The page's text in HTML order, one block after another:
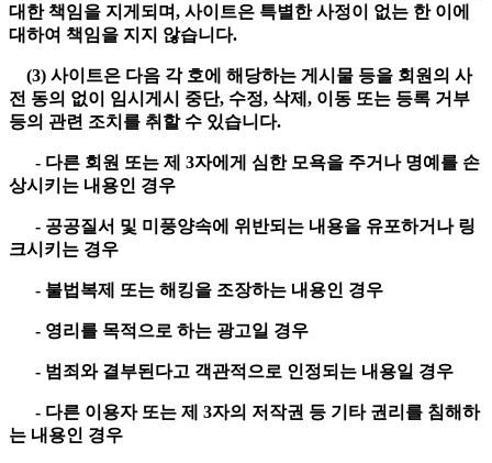
대한 책임을 지게되며, 사이트은 특별한 사정이 없는 한 이에
대하여 책임을 지지 않습니다.
(3) 사이트은 다음 각 호에 해당하는 게시물 등을 회원의 사
전 동의 없이 임시게시 중단, 수정, 삭제, 이동 또는 등록 거부
등의 관련 조치를 취할 수 있습니다.
- 다른 회원 또는 제 3자에게 심한 모욕을 주거나 명예를 손
상시키는 내용인 경우
- 공공질서 및 미풍양속에 위반되는 내용을 유포하거나 링
크시키는 경우
- 불법복제 또는 해킹을 조장하는 내용인 경우
- 영리를 목적으로 하는 광고일 경우
- 범죄와 결부된다고 객관적으로 인정되는 내용일 경우
- 다른 이용자 또는 제 3자의 저작권 등 기타 권리를 침해하
는 내용인 경우